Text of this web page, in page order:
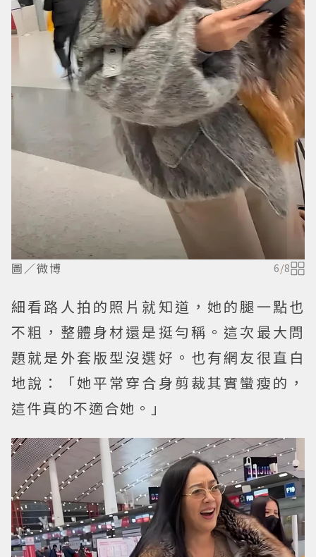
圖／微博 6/8
細看路人拍的照片就知道，她的腿一點也
不粗，整體身材還是挺勻稱。這次最大問
題就是外套版型沒選好。也有網友很直白
地說：「她平常穿合身剪裁其實蠻瘦的，
這件真的不適合她。」